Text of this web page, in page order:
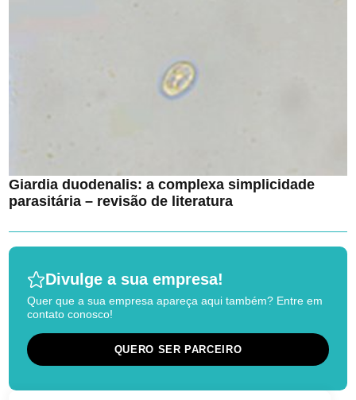
Giardia duodenalis: a complexa simplicidade
parasitária – revisão de literatura
Divulge a sua empresa!
Quer que a sua empresa apareça aqui também? Entre em
contato conosco!
QUERO SER PARCEIRO